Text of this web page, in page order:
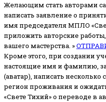
Желающим стать авторами
написать заявление о
имя председателя МПЛО
приложить авторские
вашего мастерства. »
Кроме этого, при создании
настоящие имя и фамилию,
(аватар), написать несколько
регион проживания и
«Свете Тихий» о переводе в